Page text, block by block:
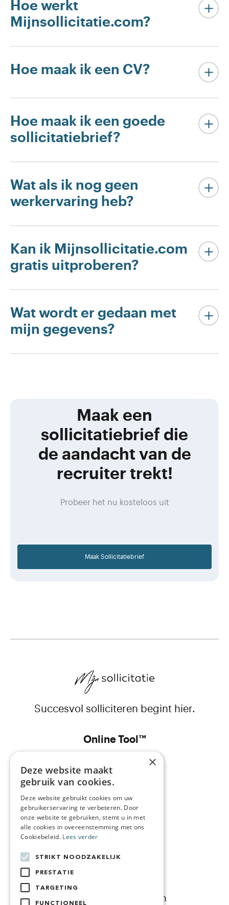
Hoe werkt
Mijnsollicitatie.com?
Hoe maak ik een CV?
Hoe maak ik een goede
sollicitatiebrief?
Wat als ik nog geen
werkervaring heb?
Kan ik Mijnsollicitatie.com
gratis uitproberen?
Wat wordt er gedaan met
mijn gegevens?
Maak een
sollicitatiebrief die
de aandacht van de
recruiter trekt!
Probeer het nu kosteloos uit
Maak Sollicitatiebrief
Succesvol solliciteren begint hier.
Online Tool™
Sollicitatiebrief
Prijs
Bedrijfsgegevens
Over ons
Blog
Algemene Voorwaarden
×
Deze website maakt
gebruik van cookies.
Deze website gebruikt cookies om uw
gebruikerservaring te verbeteren. Door
onze website te gebruiken, stemt u in met
alle cookies in overeenstemming met ons
Cookiebeleid. Lees verder
STRIKT NOODZAKELIJK
PRESTATIE
TARGETING
FUNCTIONEEL